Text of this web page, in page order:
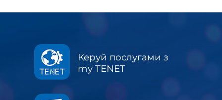
Керуй послугами з
my TENET